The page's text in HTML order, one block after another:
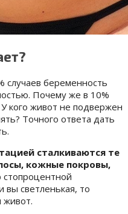
случаев беременность
Почему же в 10%
У кого живот не подвержен
Точного ответа дать
сталкиваются те
кожные покровы,
стопроцентной
вы светленькая, то
живот.